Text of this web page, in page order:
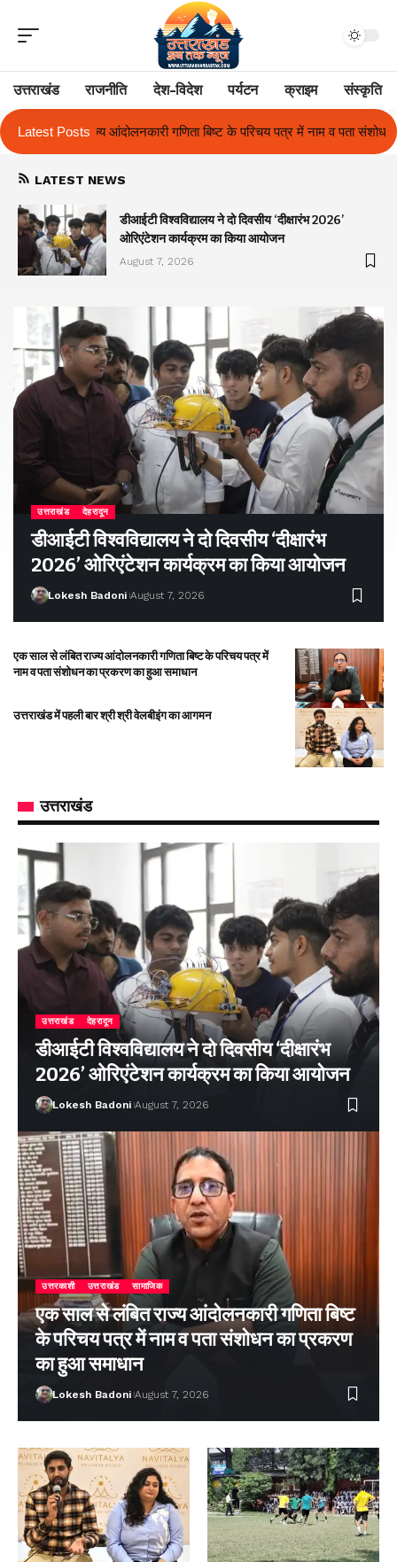
उत्तराखंड राजनीति देश-विदेश पर्यटन क्राइम संस्कृति
Latest Posts
बिष्ट के परिचय पत्र में नाम व पता संशोधन का प्रकरण का हुआ समाधान
LATEST NEWS
डीआईटी विश्वविद्यालय ने दो दिवसीय ‘दीक्षारंभ 2026’
ओरिएंटेशन कार्यक्रम का किया आयोजन
August 7, 2026
उत्तराखंड देहरादून
डीआईटी विश्वविद्यालय ने दो दिवसीय ‘दीक्षारंभ
2026’ ओरिएंटेशन कार्यक्रम का किया आयोजन
Lokesh Badoni August 7, 2026
एक साल से लंबित राज्य आंदोलनकारी गणिता बिष्ट के परिचय पत्र में
नाम व पता संशोधन का प्रकरण का हुआ समाधान
उत्तराखंड में पहली बार श्री श्री वेलबीइंग का आगमन
उत्तराखंड
उत्तराखंड देहरादून
डीआईटी विश्वविद्यालय ने दो दिवसीय ‘दीक्षारंभ
2026’ ओरिएंटेशन कार्यक्रम का किया आयोजन
Lokesh Badoni August 7, 2026
उत्तरकाशी उत्तराखंड सामाजिक
एक साल से लंबित राज्य आंदोलनकारी गणिता बिष्ट
के परिचय पत्र में नाम व पता संशोधन का प्रकरण
का हुआ समाधान
Lokesh Badoni August 7, 2026